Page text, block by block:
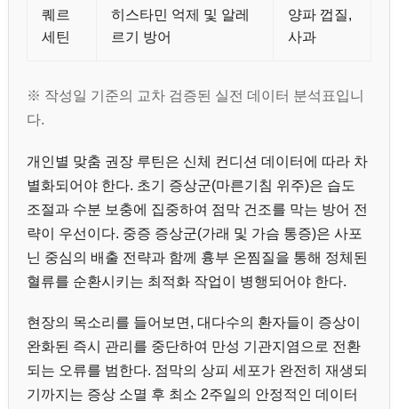
퀘르
세틴
히스타민 억제 및 알레
르기 방어
양파 껍질,
사과
※ 작성일 기준의 교차 검증된 실전 데이터 분석표입니
다.
개인별 맞춤 권장 루틴은 신체 컨디션 데이터에 따라 차
별화되어야 한다. 초기 증상군(마른기침 위주)은 습도
조절과 수분 보충에 집중하여 점막 건조를 막는 방어 전
략이 우선이다. 중증 증상군(가래 및 가슴 통증)은 사포
닌 중심의 배출 전략과 함께 흉부 온찜질을 통해 정체된
혈류를 순환시키는 최적화 작업이 병행되어야 한다.
현장의 목소리를 들어보면, 대다수의 환자들이 증상이
완화된 즉시 관리를 중단하여 만성 기관지염으로 전환
되는 오류를 범한다. 점막의 상피 세포가 완전히 재생되
기까지는 증상 소멸 후 최소 2주일의 안정적인 데이터